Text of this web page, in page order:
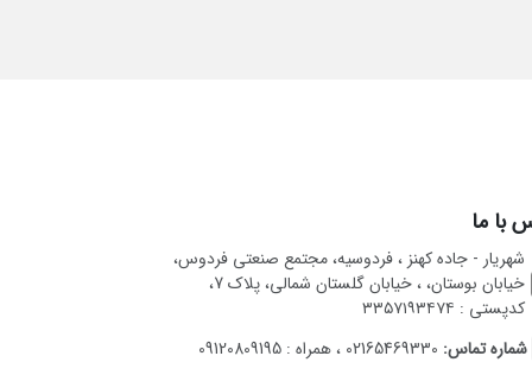
با ما
شهریار - جاده کهنز ، فردوسیه، مجتمع صنعتی فردوس،
خیابان بوستان، ، خیابان گلستان شمالی، پلاک 7،
کدپستی : ۳۳۵۷۱۹۳۴۷۴
شماره تماس: 02165469330 ، همراه : 09120809195